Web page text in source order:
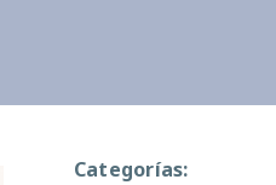
Categorías: